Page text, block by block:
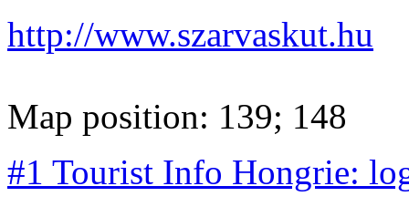
http://www.szarvaskut.hu
Map position: 139; 148
#1 Tourist Info Hongrie: